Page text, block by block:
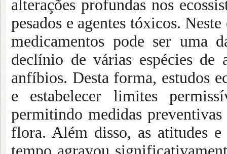
alterações profundas nos
pesados e agentes tóxicos.
medicamentos pode ser uma
declínio de várias espécies de
anfíbios. Desta forma, estudos
e estabelecer limites
permitindo medidas
flora. Além disso, as atitudes e